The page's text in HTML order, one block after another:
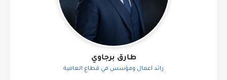
طارق برجاوي
رائد أعمال ومؤسس في قطاع العافية